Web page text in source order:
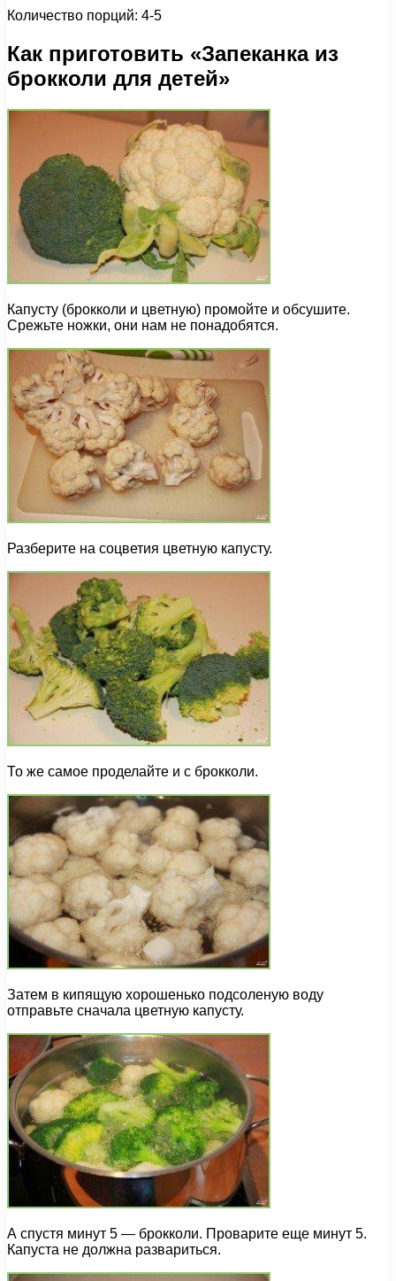
Количество порций: 4-5
Как приготовить «Запеканка из
брокколи для детей»
Капусту (брокколи и цветную) промойте и обсушите.
Срежьте ножки, они нам не понадобятся.
Разберите на соцветия цветную капусту.
То же самое проделайте и с брокколи.
Затем в кипящую хорошенько подсоленую воду
отправьте сначала цветную капусту.
А спустя минут 5 — брокколи. Проварите еще минут 5.
Капуста не должна развариться.